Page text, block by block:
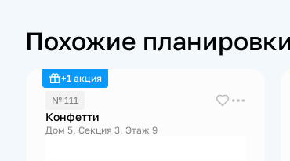
Похожие
+1 акция
№ 111
Конфетти
Дом 5, Секция 3, Этаж 9